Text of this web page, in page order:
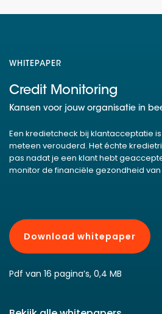
WHITEPAPER
Credit Monitoring
Kansen voor jouw organisatie in
Een kredietcheck bij klantacceptatie
meteen verouderd. Het échte
pas nadat je een klant hebt
monitor de financiële gezondheid
Download whitepaper
Pdf van 16 pagina’s, 0,4 MB